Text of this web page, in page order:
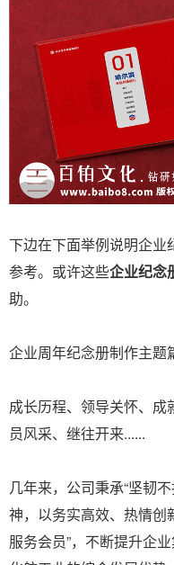
下边在下面举例说明企业
参考。或许这些企业纪念
助。
企业周年纪念册制作主题
成长历程、领导关怀、
员风采、继往开来......
几年来，公司秉承“坚韧
神，以务实高效、热情创
服务会员”，不断提升企